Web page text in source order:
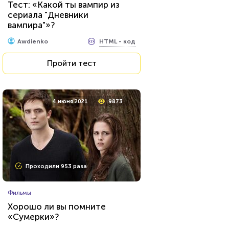
Пройти тест
24 марта 2021 64449
Проходили 22948 раз
Угадай футболиста по фото!
Тест: «Какой ты вампир из
сериала "Дневники
вампира"»?
Awdienko HTML - код
Пройти тест
4 июня 2021 9873
Проходили 953 раза
Фильмы
Хорошо ли вы помните
«Сумерки»?